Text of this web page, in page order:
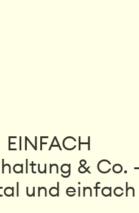
EINFACH
& Co.
und einfach